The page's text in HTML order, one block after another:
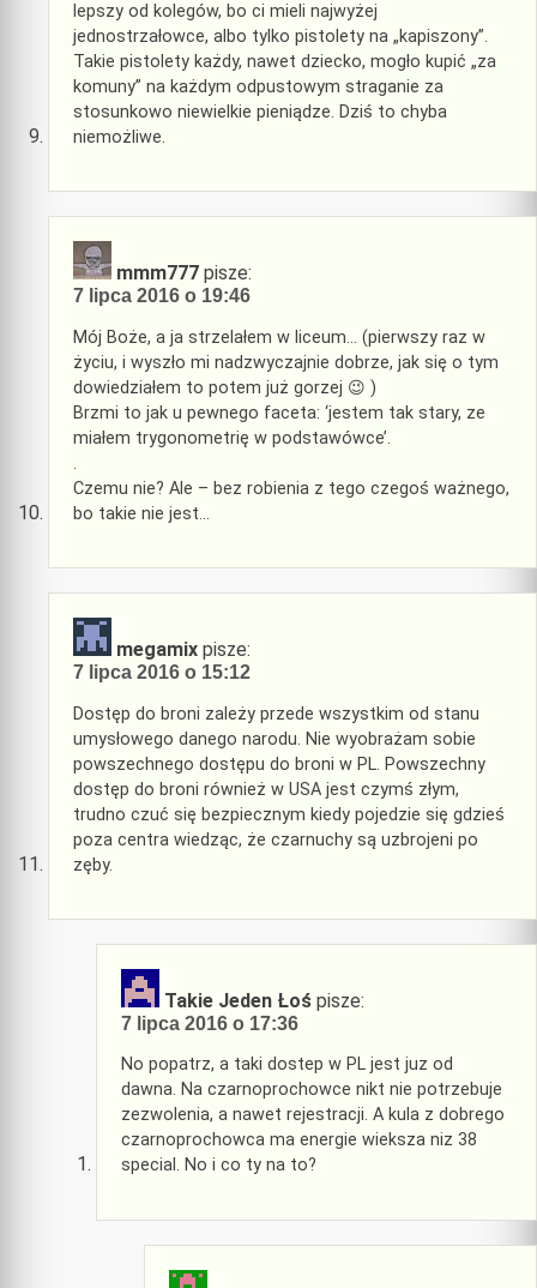
lepszy od kolegów, bo ci mieli najwyżej
jednostrzałowce, albo tylko pistolety na „kapiszony”.
Takie pistolety każdy, nawet dziecko, mogło kupić „za
komuny” na każdym odpustowym straganie za
stosunkowo niewielkie pieniądze. Dziś to chyba
niemożliwe.
mmm777 pisze:
7 lipca 2016 o 19:46
Mój Boże, a ja strzelałem w liceum… (pierwszy raz w
życiu, i wyszło mi nadzwyczajnie dobrze, jak się o tym
dowiedziałem to potem już gorzej 😉 )
Brzmi to jak u pewnego faceta: ‘jestem tak stary, ze
miałem trygonometrię w podstawówce’.
.
Czemu nie? Ale – bez robienia z tego czegoś ważnego,
bo takie nie jest…
megamix pisze:
7 lipca 2016 o 15:12
Dostęp do broni zależy przede wszystkim od stanu
umysłowego danego narodu. Nie wyobrażam sobie
powszechnego dostępu do broni w PL. Powszechny
dostęp do broni również w USA jest czymś złym,
trudno czuć się bezpiecznym kiedy pojedzie się gdzieś
poza centra wiedząc, że czarnuchy są uzbrojeni po
zęby.
Takie Jeden Łoś pisze:
7 lipca 2016 o 17:36
No popatrz, a taki dostep w PL jest juz od
dawna. Na czarnoprochowce nikt nie potrzebuje
zezwolenia, a nawet rejestracji. A kula z dobrego
czarnoprochowca ma energie wieksza niz 38
special. No i co ty na to?